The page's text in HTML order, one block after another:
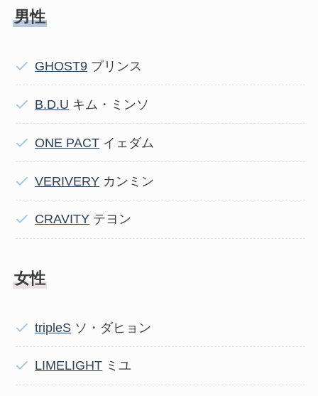
男性
GHOST9 プリンス
B.D.U キム・ミンソ
ONE PACT イェダム
VERIVERY カンミン
CRAVITY テヨン
女性
tripleS ソ・ダヒョン
LIMELIGHT ミユ